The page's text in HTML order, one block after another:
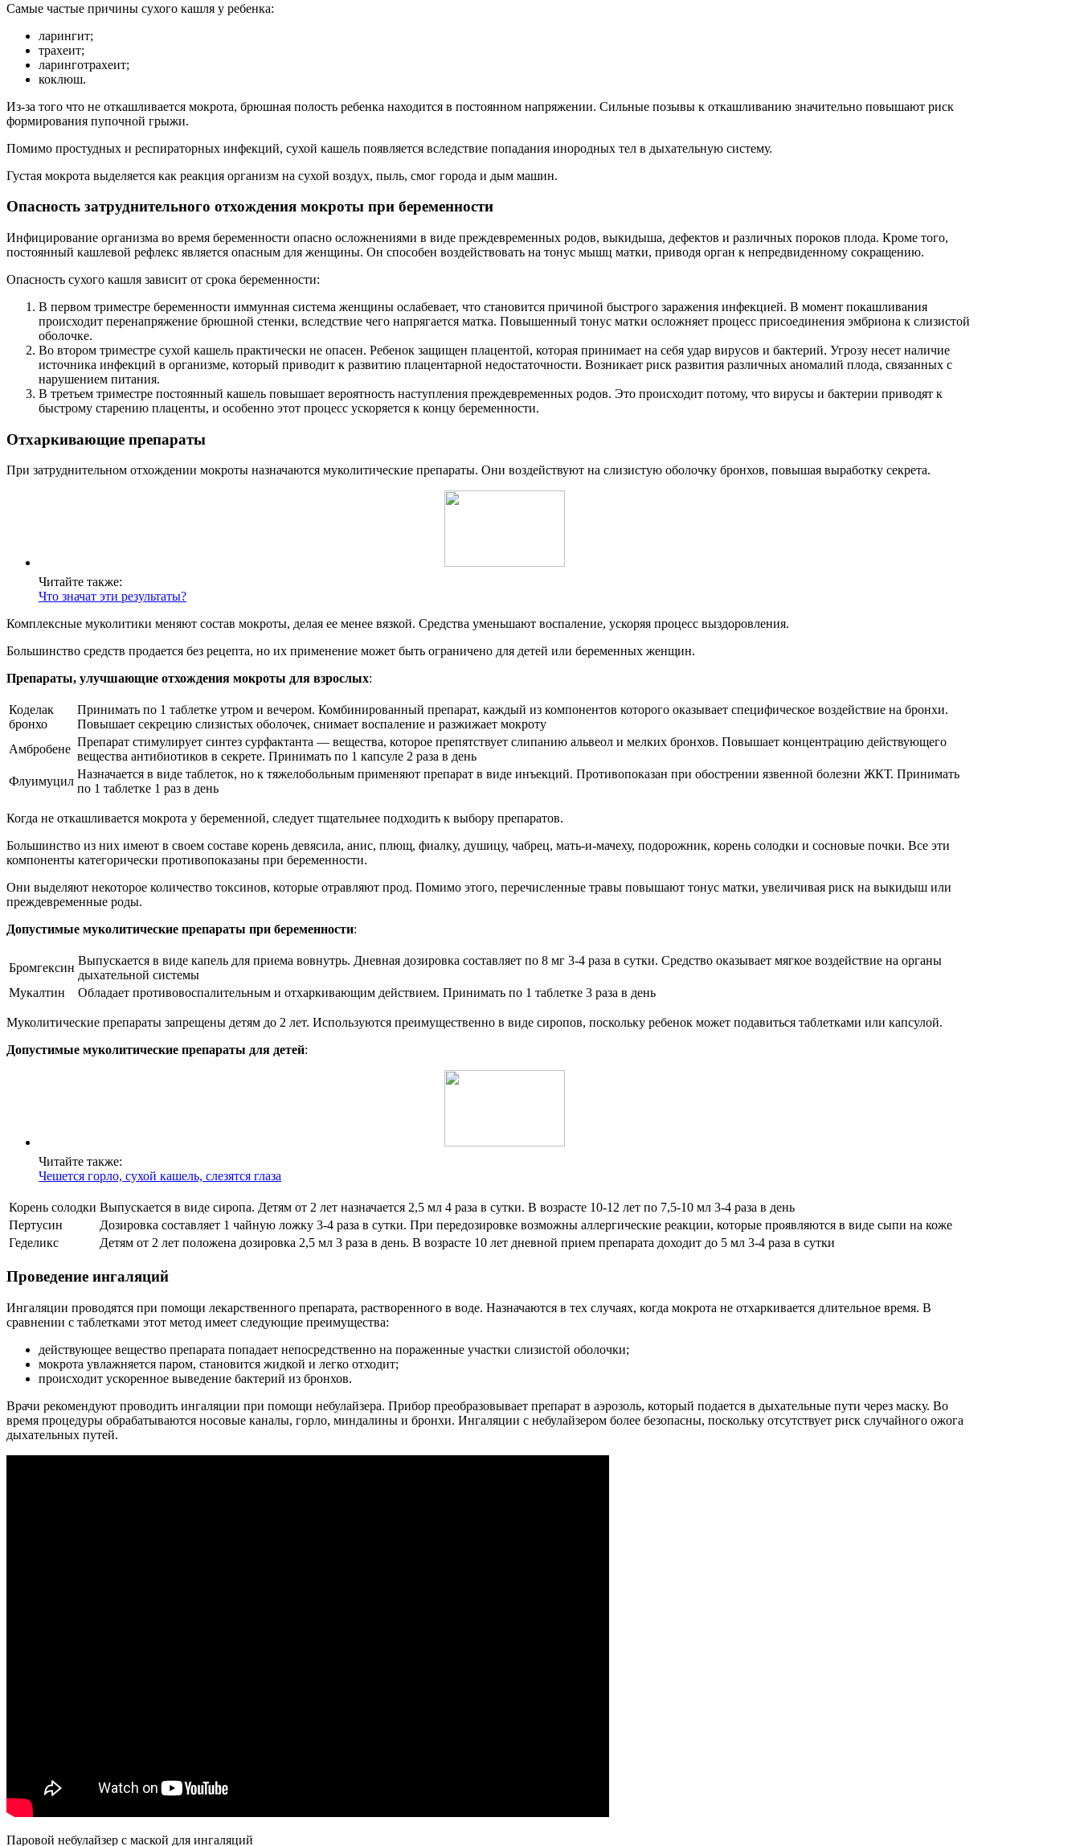
Самые частые причины сухого кашля у ребенка:
ларингит;
трахеит;
ларинготрахеит;
коклюш.
Из-за того что не откашливается мокрота, брюшная полость ребенка находится в постоянном напряжении. Сильные позывы к откашливанию значительно повышают риск
формирования пупочной грыжи.
Помимо простудных и респираторных инфекций, сухой кашель появляется вследствие попадания инородных тел в дыхательную систему.
Густая мокрота выделяется как реакция организм на сухой воздух, пыль, смог города и дым машин.
Опасность затруднительного отхождения мокроты при беременности
Инфицирование организма во время беременности опасно осложнениями в виде преждевременных родов, выкидыша, дефектов и различных пороков плода. Кроме того,
постоянный кашлевой рефлекс является опасным для женщины. Он способен воздействовать на тонус мышц матки, приводя орган к непредвиденному сокращению.
Опасность сухого кашля зависит от срока беременности:
В первом триместре беременности иммунная система женщины ослабевает, что становится причиной быстрого заражения инфекцией. В момент покашливания
происходит перенапряжение брюшной стенки, вследствие чего напрягается матка. Повышенный тонус матки осложняет процесс присоединения эмбриона к слизистой
оболочке.
Во втором триместре сухой кашель практически не опасен. Ребенок защищен плацентой, которая принимает на себя удар вирусов и бактерий. Угрозу несет наличие
источника инфекций в организме, который приводит к развитию плацентарной недостаточности. Возникает риск развития различных аномалий плода, связанных с
нарушением питания.
В третьем триместре постоянный кашель повышает вероятность наступления преждевременных родов. Это происходит потому, что вирусы и бактерии приводят к
быстрому старению плаценты, и особенно этот процесс ускоряется к концу беременности.
Отхаркивающие препараты
При затруднительном отхождении мокроты назначаются муколитические препараты. Они воздействуют на слизистую оболочку бронхов, повышая выработку секрета.
Читайте также:
Что значат эти результаты?
Комплексные муколитики меняют состав мокроты, делая ее менее вязкой. Средства уменьшают воспаление, ускоряя процесс выздоровления.
Большинство средств продается без рецепта, но их применение может быть ограничено для детей или беременных женщин.
Препараты, улучшающие отхождения мокроты для взрослых:
Коделак
бронхо
Принимать по 1 таблетке утром и вечером. Комбинированный препарат, каждый из компонентов которого оказывает специфическое воздействие на бронхи.
Повышает секрецию слизистых оболочек, снимает воспаление и разжижает мокроту
Амбробене
Препарат стимулирует синтез сурфактанта — вещества, которое препятствует слипанию альвеол и мелких бронхов. Повышает концентрацию действующего
вещества антибиотиков в секрете. Принимать по 1 капсуле 2 раза в день
Флуимуцил
Назначается в виде таблеток, но к тяжелобольным применяют препарат в виде инъекций. Противопоказан при обострении язвенной болезни ЖКТ. Принимать
по 1 таблетке 1 раз в день
Когда не откашливается мокрота у беременной, следует тщательнее подходить к выбору препаратов.
Большинство из них имеют в своем составе корень девясила, анис, плющ, фиалку, душицу, чабрец, мать-и-мачеху, подорожник, корень солодки и сосновые почки. Все эти
компоненты категорически противопоказаны при беременности.
Они выделяют некоторое количество токсинов, которые отравляют прод. Помимо этого, перечисленные травы повышают тонус матки, увеличивая риск на выкидыш или
преждевременные роды.
Допустимые муколитические препараты при беременности:
Бромгексин
Выпускается в виде капель для приема вовнутрь. Дневная дозировка составляет по 8 мг 3-4 раза в сутки. Средство оказывает мягкое воздействие на органы
дыхательной системы
Мукалтин
Обладает противовоспалительным и отхаркивающим действием. Принимать по 1 таблетке 3 раза в день
Муколитические препараты запрещены детям до 2 лет. Используются преимущественно в виде сиропов, поскольку ребенок может подавиться таблетками или капсулой.
Допустимые муколитические препараты для детей:
Читайте также:
Чешется горло, сухой кашель, слезятся глаза
Корень солодки Выпускается в виде сиропа. Детям от 2 лет назначается 2,5 мл 4 раза в сутки. В возрасте 10-12 лет по 7,5-10 мл 3-4 раза в день
Пертусин
Дозировка составляет 1 чайную ложку 3-4 раза в сутки. При передозировке возможны аллергические реакции, которые проявляются в виде сыпи на коже
Геделикс
Детям от 2 лет положена дозировка 2,5 мл 3 раза в день. В возрасте 10 лет дневной прием препарата доходит до 5 мл 3-4 раза в сутки
Проведение ингаляций
Ингаляции проводятся при помощи лекарственного препарата, растворенного в воде. Назначаются в тех случаях, когда мокрота не отхаркивается длительное время. В
сравнении с таблетками этот метод имеет следующие преимущества:
действующее вещество препарата попадает непосредственно на пораженные участки слизистой оболочки;
мокрота увлажняется паром, становится жидкой и легко отходит;
происходит ускоренное выведение бактерий из бронхов.
Врачи рекомендуют проводить ингаляции при помощи небулайзера. Прибор преобразовывает препарат в аэрозоль, который подается в дыхательные пути через маску. Во
время процедуры обрабатываются носовые каналы, горло, миндалины и бронхи. Ингаляции с небулайзером более безопасны, поскольку отсутствует риск случайного ожога
дыхательных путей.
Паровой небулайзер с маской для ингаляций